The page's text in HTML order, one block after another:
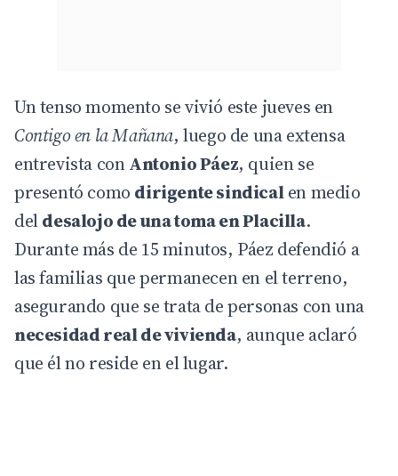
Un tenso momento se vivió este jueves en
Contigo en la Mañana, luego de una extensa
entrevista conAntonio Páez, quien se
presentó como dirigente sindicalen medio
deldesalojo de una toma en Placilla.
Durante más de 15 minutos, Páez defendió a
las familias que permanecen en el terreno,
asegurando que se trata de personas con una
necesidad real de vivienda, aunque aclaró
que él no reside en el lugar.